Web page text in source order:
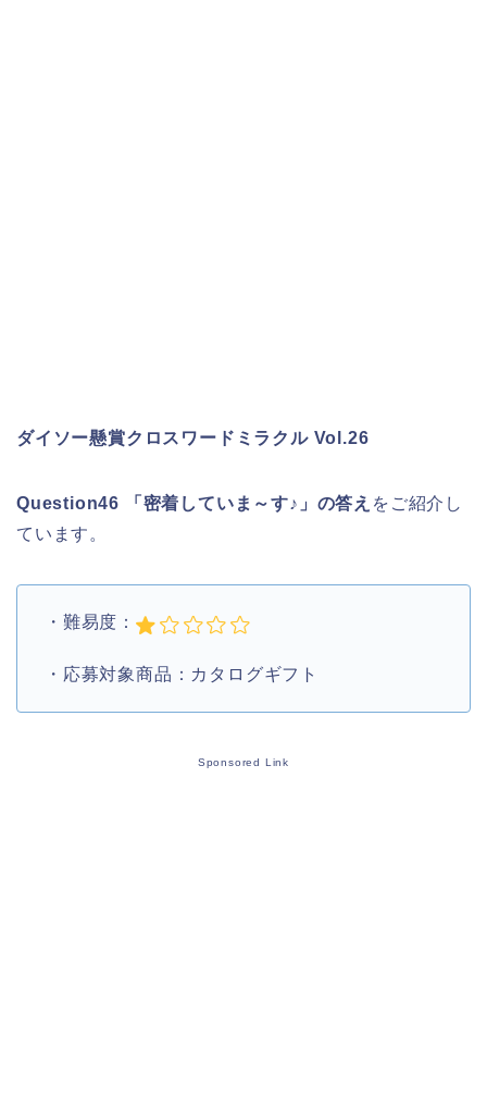
ダイソー懸賞クロスワードミラクル Vol.26
Question46 「密着していま～す♪」の答え をご紹介し
ています。
・難易度：
・応募対象商品：カタログギフト
Sponsored Link